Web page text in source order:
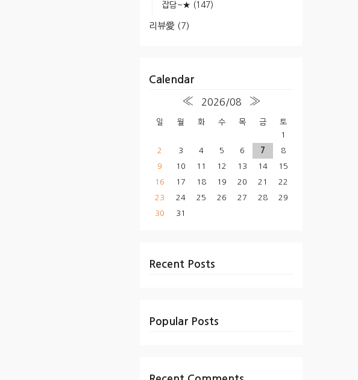
잡담~★ (147)
리뷰愛 (7)
Calendar
« 2026/08 »
일 월 화 수 목 금
토
1
2
3 4 5 6 7
8
9
10 11 12 13 14
15
16
17 18 19 20 21
22
23
24 25 26 27 28
29
30
31
Recent Posts
Popular Posts